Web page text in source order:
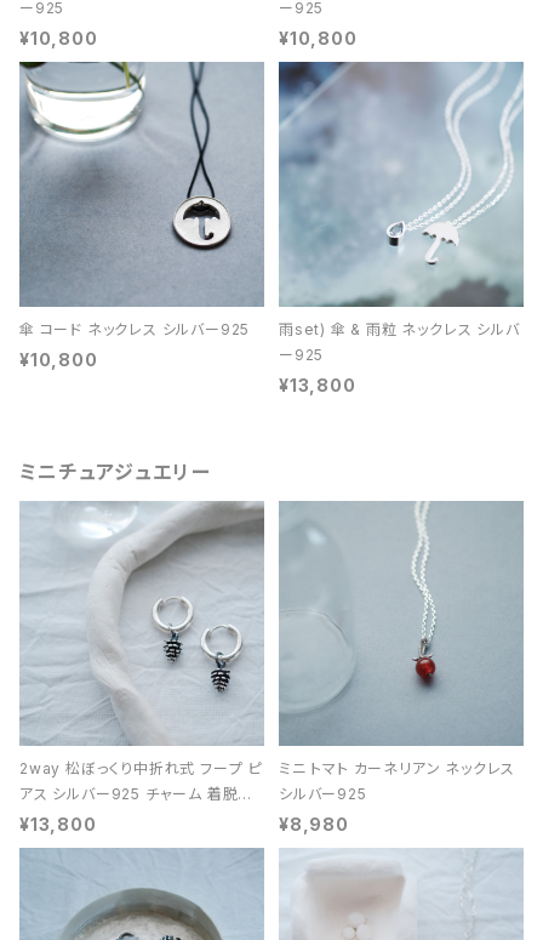
ー925
¥10,800
ー925
¥10,800
傘 コード ネックレス シルバー925
¥10,800
雨set) 傘 & 雨粒 ネックレス シルバ
ー925
¥13,800
ミニチュアジュエリー
2way 松ぼっくり中折れ式 フープ ピ
アス シルバー925 チャーム 着脱可
能 レディース ユニセックス
¥13,800
ミニ トマト カーネリアン ネックレス
シルバー925
¥8,980